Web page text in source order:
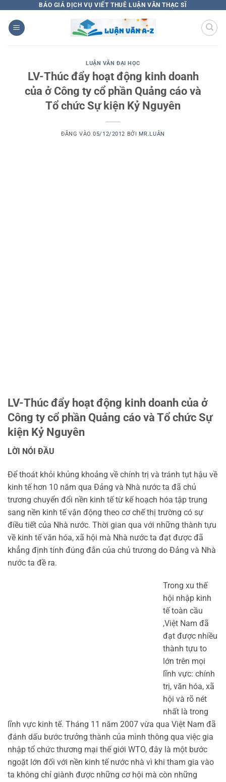
qua
nội
BÁO GIÁ DỊCH VỤ VIẾT THUÊ LUẬN VĂN THẠC SĨ
LUẬN VĂN ĐẠI HỌC
LV-Thúc đẩy hoạt động kinh doanh
của ở Công ty cổ phần Quảng cáo và
Tổ chức Sự kiện Kỷ Nguyên
ĐĂNG VÀO05/12/2012 BỞI MR.LUÂN
LV-Thúc đẩy hoạt động kinh doanh của ở
Công ty cổ phần Quảng cáo và Tổ chức Sự
kiện Kỷ Nguyên
LỜI NÓI ĐẦU
Để thoát khỏi khủng khoảng về chính trị và tránh tụt hậu về
kinh tế hơn 10 năm qua Đảng và Nhà nước ta đã chủ
trương chuyển đổi nền kinh tế từ kế hoạch hóa tập trung
sang nền kinh tế vận động theo cơ chế thị trường có sự
điều tiết của Nhà nước. Thời gian qua với những thành tựu
về kinh tế văn hóa, xã hội mà Nhà nước ta đạt được đã
khẳng định tính đúng đắn của chủ trương do Đảng và Nhà
nước ta đề ra.
Trong xu thế
hội nhập kinh
tế toàn cầu
,Việt Nam đã
đạt được nhiều
thành tựu to
lớn trên mọi
lĩnh vực: chính
trị, văn hóa, xã
hội và rõ nét
nhất là trong
lĩnh vực kinh tế. Tháng 11 năm 2007 vừa qua Việt Nam đã
đánh dấu bước trưởng thành của mình thông qua việc gia
nhập tổ chức thương mại thế giới WTO, đây là một bước
ngoặt lớn đối với nền kinh tế nước nhà vì khi tham gia vào
ta không chỉ giành được những cơ hội mà còn những